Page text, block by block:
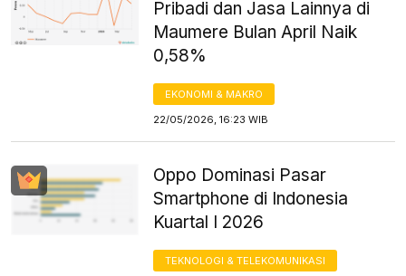
Pribadi dan Jasa Lainnya di
Maumere Bulan April Naik
0,58%
EKONOMI & MAKRO
22/05/2026, 16:23 WIB
Oppo Dominasi Pasar
Smartphone di Indonesia
Kuartal I 2026
TEKNOLOGI & TELEKOMUNIKASI